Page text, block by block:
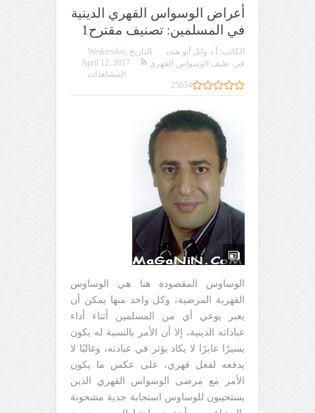
أعراض الوسواس القهري الدينية
في المسلمين: تصنيف مقترح1
الكاتب: أ.د وائل أبو هندي التاريخ Wednesday,
April 12, 2017
في: طيف الوسواس القهري
المشاهدات
25034
الوساوس المقصودة هنا هي الوساوس
القهرية المرضية، وكل واحد منها يمكن أن
يعبر بوعي أي من المسلمين أثناء أداء
عباداته الدينية، إلا أن الأمر بالنسبة له يكون
يسيرًا عابرًا لا يكاد يؤثر في عبادته، وغالبًا لا
يدفعه لفعل قهري، على عكس ما يكون
الأمر مع مرضى الوسواس القهري الذين
يستجيبون للوساوس استجابة جدية مشحونة